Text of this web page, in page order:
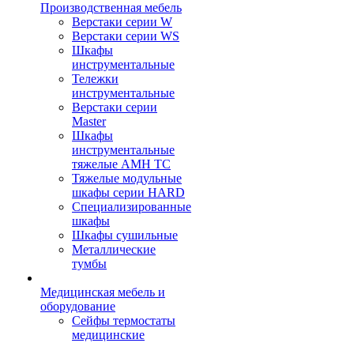
Производственная мебель
Верстаки серии W
Верстаки серии WS
Шкафы
инструментальные
Тележки
инструментальные
Верстаки серии
Master
Шкафы
инструментальные
тяжелые AMH TC
Тяжелые модульные
шкафы серии HARD
Cпециализированные
шкафы
Шкафы сушильные
Металлические
тумбы
Медицинская мебель и
оборудование
Сейфы термостаты
медицинские